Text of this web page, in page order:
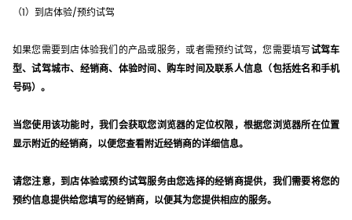
（1）到店体验/预约试驾
如果您需要到店体验我们的产品或服务，或者需预约试驾，您需要填写试驾车
型、试驾城市、经销商、体验时间、购车时间及联系人信息（包括姓名和手机
号码）。
当您使用该功能时，我们会获取您浏览器的定位权限，根据您浏览器所在位置
显示附近的经销商，以便您查看附近经销商的详细信息。
请您注意，到店体验或预约试驾服务由您选择的经销商提供，我们需要将您的
预约信息提供给您填写的经销商，以便其为您提供相应的服务。